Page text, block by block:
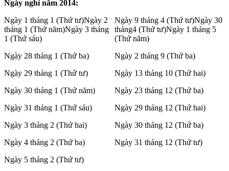
Ngày nghỉ năm 2014:
Ngày 1 tháng 1 (Thứ tư)Ngày 2
tháng 1 (Thứ năm)Ngày 3 tháng
1 (Thứ sáu)
Ngày 28 tháng 1 (Thứ ba)
Ngày 29 tháng 1 (Thứ tư)
Ngày 30 tháng 1 (Thứ năm)
Ngày 31 tháng 1 (Thứ sáu)
Ngày 3 tháng 2 (Thứ hai)
Ngày 4 tháng 2 (Thứ ba)
Ngày 5 tháng 2 (Thứ tư)
Ngày 9 tháng 4 (Thứ tư)Ngày 30
tháng4 (Thứ tư)Ngày 1 tháng 5
(Thứ năm)
Ngày 2 tháng 9 (Thứ ba)
Ngày 13 tháng 10 (Thứ hai)
Ngày 23 tháng 12 (Thứ ba)
Ngày 29 tháng 12 (Thứ hai)
Ngày 30 tháng 12 (Thứ ba)
Ngày 31 tháng 12 (Thứ tư)